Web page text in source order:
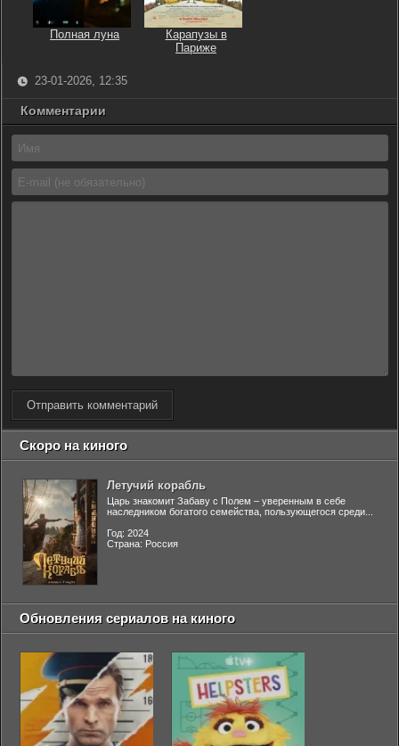
Полная луна
Карапузы в
Париже
23-01-2026, 12:35
Комментарии
Отправить комментарий
Скоро на киного
Летучий корабль
Царь знакомит Забаву с Полем – уверенным в себе
наследником богатого семейства, пользующегося среди...
Год: 2024
Страна: Россия
Обновления сериалов на киного